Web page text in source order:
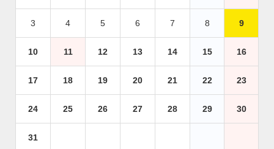
3 4 5 6 7 8 9
10 11 12 13 14 15 16
17 18 19 20 21 22 23
24 25 26 27 28 29 30
31